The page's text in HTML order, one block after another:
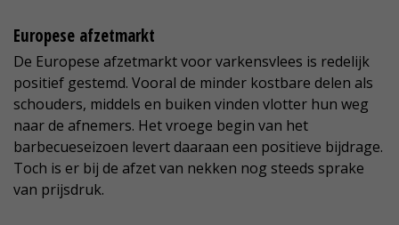
Europese afzetmarkt
De Europese afzetmarkt voor varkensvlees is redelijk
positief gestemd. Vooral de minder kostbare delen als
schouders, middels en buiken vinden vlotter hun weg
naar de afnemers. Het vroege begin van het
barbecueseizoen levert daaraan een positieve bijdrage.
Toch is er bij de afzet van nekken nog steeds sprake
van prijsdruk.